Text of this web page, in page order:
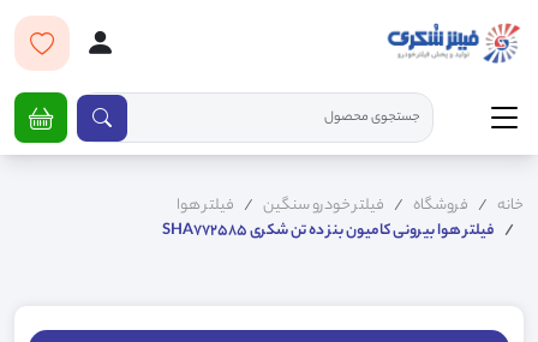
خانه فروشگاه فیلتر خودرو سنگین
فیلتر هوا
فیلتر هوا بیرونی کامیون بنز ده تن شکری SHA772585